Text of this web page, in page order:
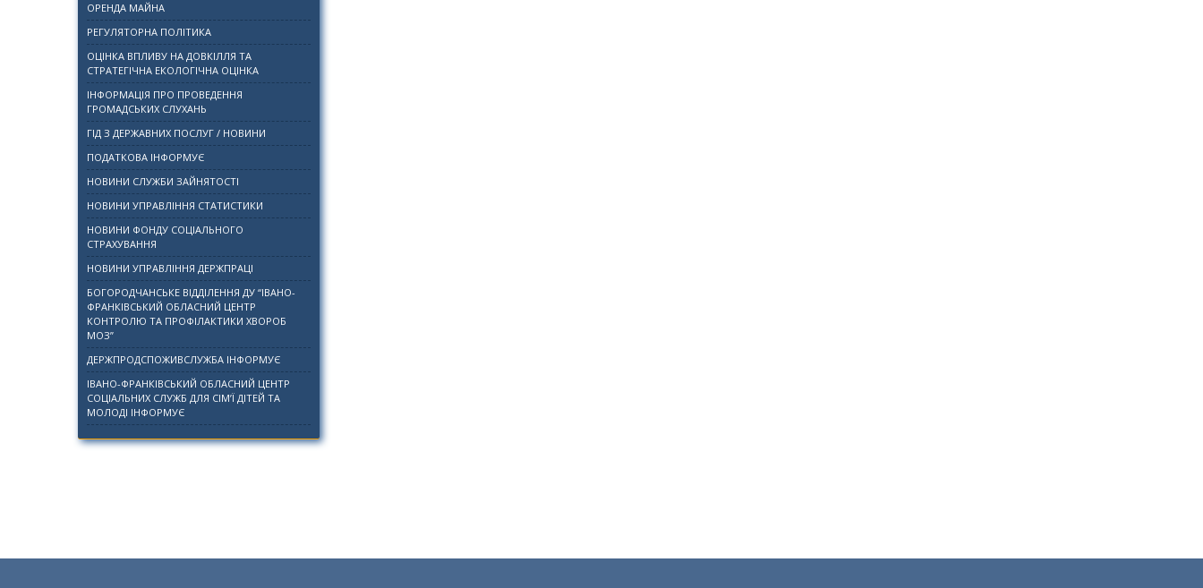
ОРЕНДА МАЙНА
РЕГУЛЯТОРНА ПОЛІТИКА
ОЦІНКА ВПЛИВУ НА ДОВКІЛЛЯ ТА
СТРАТЕГІЧНА ЕКОЛОГІЧНА ОЦІНКА
ІНФОРМАЦІЯ ПРО ПРОВЕДЕННЯ
ГРОМАДСЬКИХ СЛУХАНЬ
ГІД З ДЕРЖАВНИХ ПОСЛУГ / НОВИНИ
ПОДАТКОВА ІНФОРМУЄ
НОВИНИ СЛУЖБИ ЗАЙНЯТОСТІ
НОВИНИ УПРАВЛІННЯ СТАТИСТИКИ
НОВИНИ ФОНДУ СОЦІАЛЬНОГО
СТРАХУВАННЯ
НОВИНИ УПРАВЛІННЯ ДЕРЖПРАЦІ
БОГОРОДЧАНСЬКЕ ВІДДІЛЕННЯ ДУ “ІВАНО-
ФРАНКІВСЬКИЙ ОБЛАСНИЙ ЦЕНТР
КОНТРОЛЮ ТА ПРОФІЛАКТИКИ ХВОРОБ
МОЗ”
ДЕРЖПРОДСПОЖИВСЛУЖБА ІНФОРМУЄ
ІВАНО-ФРАНКІВСЬКИЙ ОБЛАСНИЙ ЦЕНТР
СОЦІАЛЬНИХ СЛУЖБ ДЛЯ СІМ’Ї ДІТЕЙ ТА
МОЛОДІ ІНФОРМУЄ